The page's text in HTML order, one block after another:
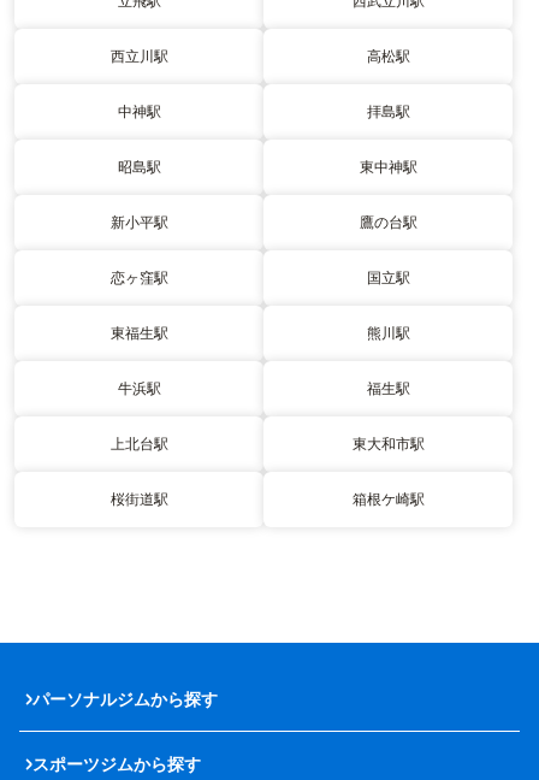
西立川駅 高松駅
中神駅 拝島駅
昭島駅 東中神駅
新小平駅 鷹の台駅
恋ヶ窪駅 国立駅
東福生駅 熊川駅
牛浜駅 福生駅
上北台駅 東大和市駅
桜街道駅 箱根ケ崎駅
パーソナルジムから探す
スポーツジムから探す